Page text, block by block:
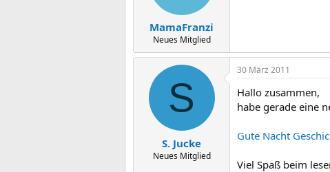
MamaFranzi
Neues Mitglied
S
S. Jucke
Neues Mitglied
30 März 2011
Hallo zusammen,
habe gerade eine
Gute Nacht
Viel Spaß beim